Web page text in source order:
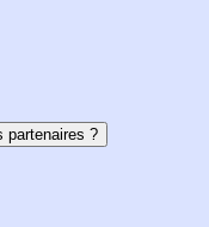
partenaires ?